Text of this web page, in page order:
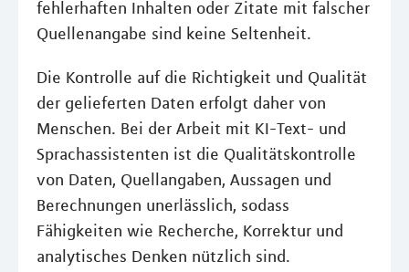
fehlerhaften Inhalten oder Zitate mit falscher
Quellenangabe sind keine Seltenheit.
Die Kontrolle auf die Richtigkeit und Qualität
der gelieferten Daten erfolgt daher von
Menschen. Bei der Arbeit mit KI-Text- und
Sprachassistenten ist die Qualitätskontrolle
von Daten, Quellangaben, Aussagen und
Berechnungen unerlässlich, sodass
Fähigkeiten wie Recherche, Korrektur und
analytisches Denken nützlich sind.